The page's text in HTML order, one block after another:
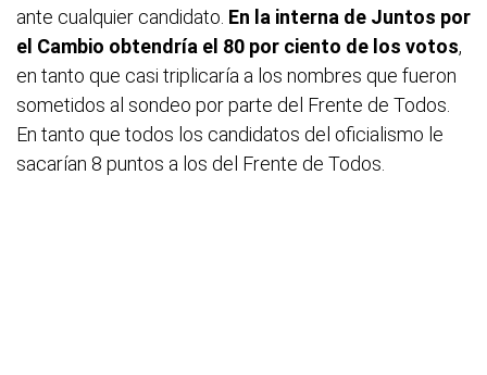
ante cualquier candidato. En la interna de Juntos por
el Cambio obtendría el 80 por ciento de los votos,
en tanto que casi triplicaría a los nombres que fueron
sometidos al sondeo por parte del Frente de Todos.
En tanto que todos los candidatos del oficialismo le
sacarían 8 puntos a los del Frente de Todos.